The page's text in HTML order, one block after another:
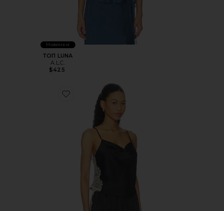
Новинки
ТОП LUNA
A.L.C.
$425
Favorite Esme Satin Lace Petit Marta Cami